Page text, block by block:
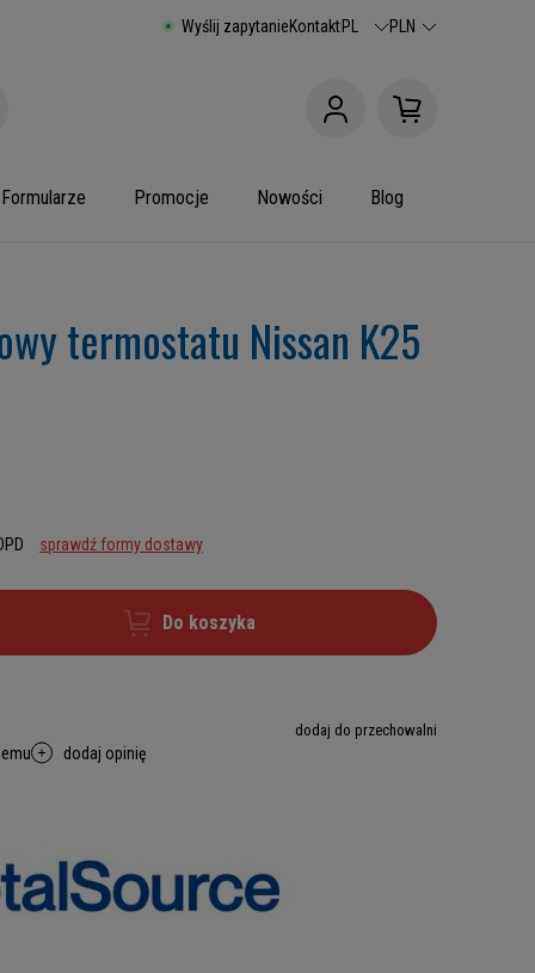
Wyślij zapytanieKontaktPL PLN
Formularze Promocje Nowości Blog
termostatu Nissan K25
sprawdź formy dostawy
Do koszyka
dodaj do przechowalni
dodaj opinię